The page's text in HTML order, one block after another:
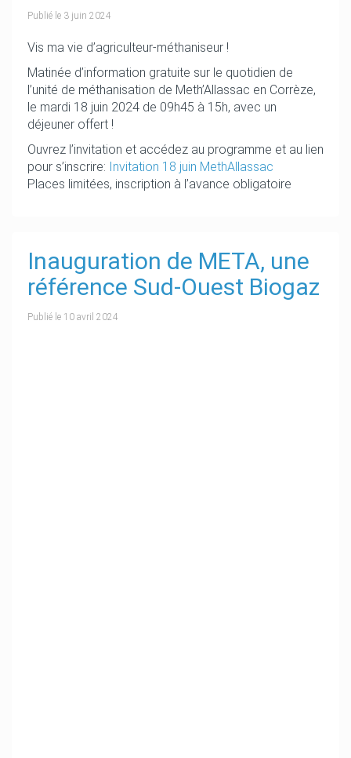
Publié le 3 juin 2024
Vis ma vie d’agriculteur-méthaniseur !
Matinée d’information gratuite sur le quotidien de
l’unité de méthanisation de Meth’Allassac en Corrèze,
le mardi 18 juin 2024 de 09h45 à 15h, avec un
déjeuner offert !
Ouvrez l’invitation et accédez au programme et au lien
pour s’inscrire: Invitation 18 juin MethAllassac
Places limitées, inscription à l’avance obligatoire
Inauguration de META, une
référence Sud-Ouest Biogaz
Publié le 10 avril 2024